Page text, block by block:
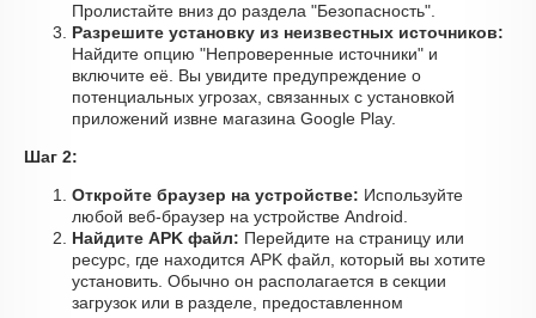
Пролистайте вниз до раздела "Безопасность".
Разрешите установку из неизвестных источников:
Найдите опцию "Непроверенные источники" и
включите её. Вы увидите предупреждение о
потенциальных угрозах, связанных с установкой
приложений извне магазина Google Play.
Шаг 2:
Откройте браузер на устройстве: Используйте
любой веб-браузер на устройстве Android.
Найдите APK файл: Перейдите на страницу или
ресурс, где находится APK файл, который вы хотите
установить. Обычно он располагается в секции
загрузок или в разделе, предоставленном